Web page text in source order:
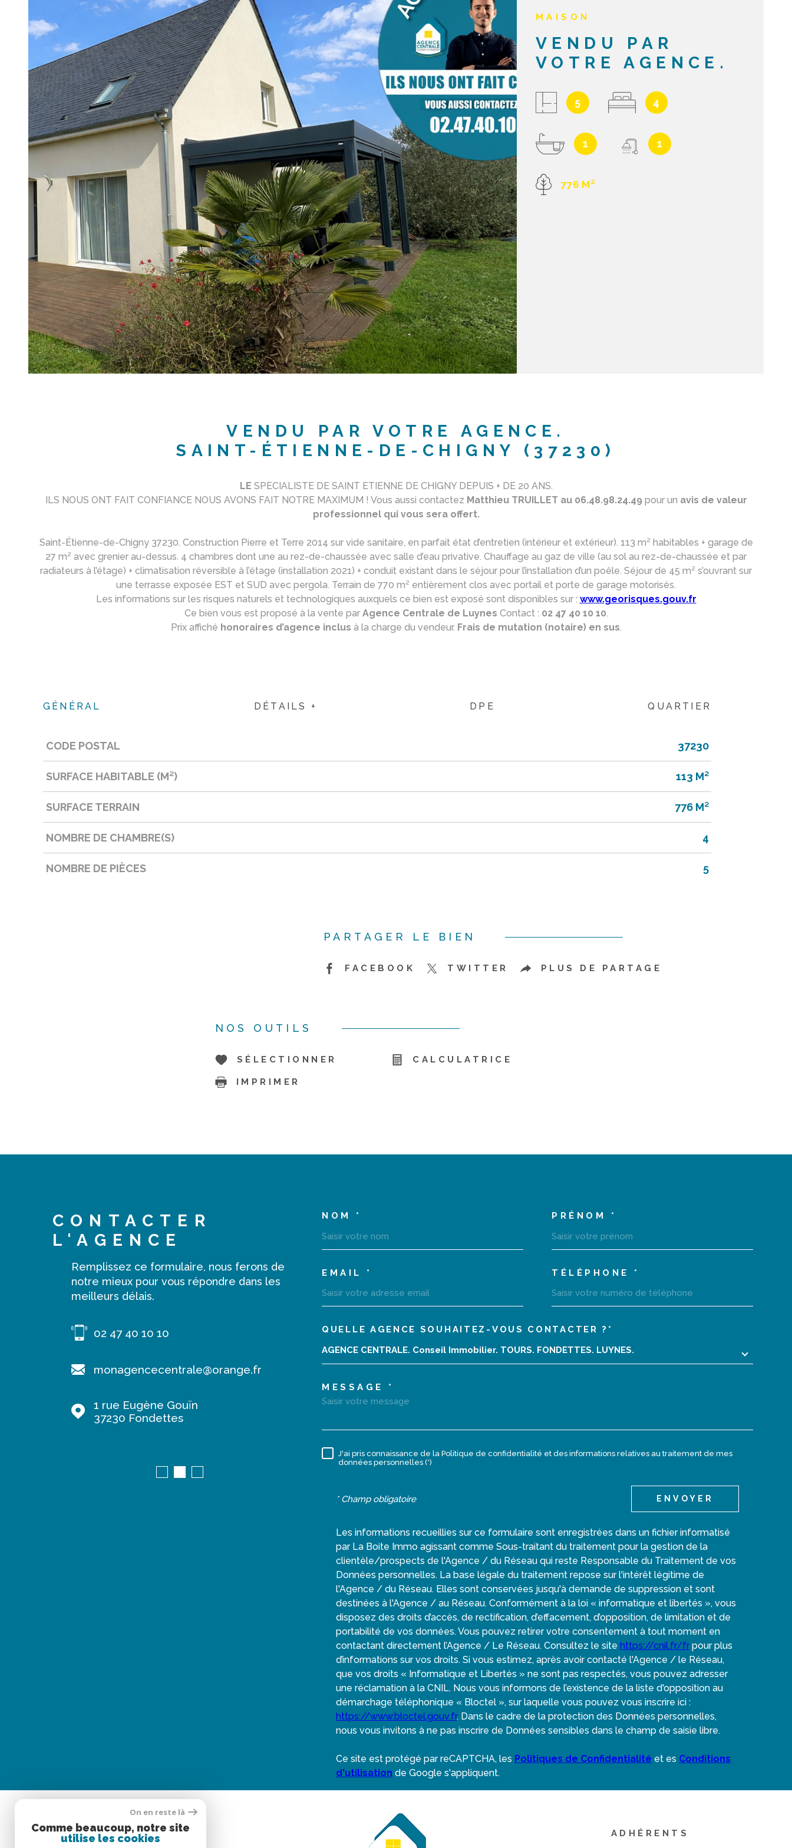
NOTRE
MAISON
VENDU PAR
VOTRE AGENCE.
5 4
1 1
776 M²
VENDU PAR VOTRE AGENCE.
SAINT-ÉTIENNE-DE-CHIGNY (37230)
LE SPECIALISTE DE SAINT ETIENNE DE CHIGNY DEPUIS + DE 20 ANS.
ILS NOUS ONT FAIT CONFIANCE NOUS AVONS FAIT NOTRE MAXIMUM ! Vous aussi contactez Matthieu TRUILLET au 06.48.98.24.49 pour un avis de valeur
professionnel qui vous sera offert.
Saint-Étienne-de-Chigny 37230. Construction Pierre et Terre 2014 sur vide sanitaire, en parfait état d’entretien (intérieur et extérieur). 113 m² habitables + garage de
27 m² avec grenier au-dessus. 4 chambres dont une au rez-de-chaussée avec salle d’eau privative. Chauffage au gaz de ville (au sol au rez-de-chaussée et par
radiateurs à l’étage) + climatisation réversible à l’étage (installation 2021) + conduit existant dans le séjour pour l’installation d’un poêle. Séjour de 45 m² s’ouvrant sur
une terrasse exposée EST et SUD avec pergola. Terrain de 770 m² entièrement clos avec portail et porte de garage motorisés.
Les informations sur les risques naturels et technologiques auxquels ce bien est exposé sont disponibles sur : www.georisques.gouv.fr
Ce bien vous est proposé à la vente par Agence Centrale de Luynes Contact : 02 47 40 10 10.
Prix affiché honoraires d’agence inclus à la charge du vendeur. Frais de mutation (notaire) en sus.
GÉNÉRAL DÉTAILS + DPE QUARTIER
Caractérisque Valeurs
CODE POSTAL 37230
SURFACE HABITABLE (M²) 113 M²
SURFACE TERRAIN 776 M²
NOMBRE DE CHAMBRE(S) 4
NOMBRE DE PIÈCES 5
PARTAGER LE BIEN
FACEBOOK TWITTER PLUS DE PARTAGE
NOS OUTILS
SÉLECTIONNER CALCULATRICE
IMPRIMER
CONTACTER
L'AGENCE
Remplissez ce formulaire, nous ferons de
notre mieux pour vous répondre dans les
meilleurs délais.
02 47 40 10 10
monagencecentrale@orange.fr
1 rue Eugène Gouïn
37230
Fondettes
02 47 40 10 10
18 rue de la Grosse Tour
02 47 40 10 10
TRAD_MELTEM_VOSCOORDONNEES
NOM * PRÉNOM *
EMAIL * TÉLÉPHONE *
TRAD_MELTEM_VOREDEMANDE
QUELLE AGENCE SOUHAITEZ-VOUS CONTACTER ?*
AGENCE CENTRALE. Conseil Immobilier. TOURS. FONDETTES. LUYNES.
MESSAGE *
RÈGLEMENTATION
J'ai pris connaissance de la Politique de confidentialité et des informations relatives au traitement de mes
données personnelles (*)
* Champ obligatoire ENVOYER
Les informations recueillies sur ce formulaire sont enregistrées dans un fichier informatisé
par La Boite Immo agissant comme Sous-traitant du traitement pour la gestion de la
clientèle/prospects de l'Agence / du Réseau qui reste Responsable du Traitement de vos
Données personnelles. La base légale du traitement repose sur l'intérêt légitime de
l'Agence / du Réseau. Elles sont conservées jusqu'à demande de suppression et sont
destinées à l'Agence / au Réseau. Conformément à la loi « informatique et libertés », vous
disposez des droits d’accès, de rectification, d’effacement, d’opposition, de limitation et de
portabilité de vos données. Vous pouvez retirer votre consentement à tout moment en
contactant directement l’Agence / Le Réseau. Consultez le site https://cnil.fr/fr pour plus
d’informations sur vos droits. Si vous estimez, après avoir contacté l'Agence / le Réseau,
que vos droits « Informatique et Libertés » ne sont pas respectés, vous pouvez adresser
une réclamation à la CNIL. Nous vous informons de l’existence de la liste d'opposition au
démarchage téléphonique « Bloctel », sur laquelle vous pouvez vous inscrire ici :
https://www.bloctel.gouv.fr. Dans le cadre de la protection des Données personnelles,
nous vous invitons à ne pas inscrire de Données sensibles dans le champ de saisie libre.
Ce site est protégé par reCAPTCHA, les Politiques de Confidentialité et es Conditions
d'utilisation de Google s'appliquent.
SE CONNECTER ADHÉRENTS
On en reste là
Comme beaucoup, notre site
utilise les cookies